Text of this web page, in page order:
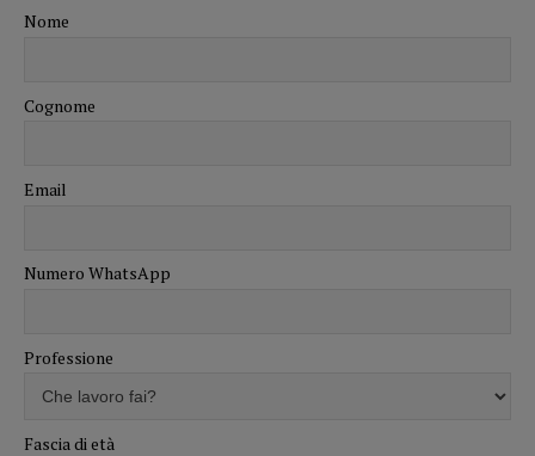
Nome
Cognome
Email
Numero WhatsApp
Professione
Fascia di età